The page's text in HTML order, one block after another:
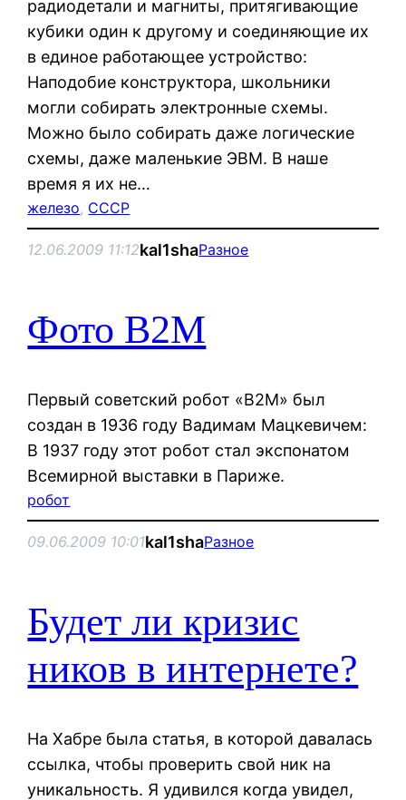
радиодетали и магниты, притягивающие
куби­ки один к другому и соединяющие их
в единое рабо­тающее устройство:
Наподобие конструктора, школьники
могли собирать электронные схемы.
Можно было собирать даже логические
схемы, даже маленькие ЭВМ. В наше
время я их не…
железо, СССР
12.06.2009 11:12kal1shaРазное
Фото В2М
Первый советский робот «В2М» был
создан в 1936 го­ду Вадимам Мацкевичем:
В 1937 году этот робот стал экспонатом
Всемирной выставки в Париже.
робот
09.06.2009 10:01kal1shaРазное
Будет ли кризис
ников в интернете?
На Хабре была статья, в которой давалась
ссылка, чтобы проверить свой ник на
уникальность. Я удивился когда увидел,